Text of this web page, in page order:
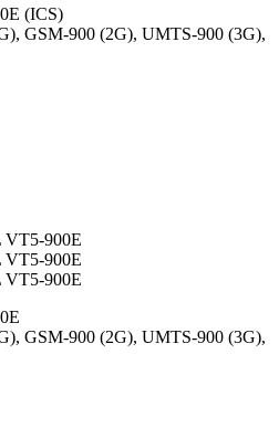
(ICS)
GSM-900 (2G), UMTS-900 (3G),
GSM-900 (2G), UMTS-900 (3G),